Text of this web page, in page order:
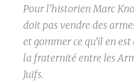
Pour l’historien Marc
doit pas vendre des
et gommer ce qu’il en
la fraternité entre les
Juifs.